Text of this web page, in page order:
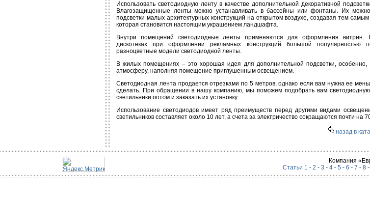
Использовать светодиодную ленту в качестве дополнительной декоративной
Влагозащищенные ленты можно устанавливать в бассейны или фонтаны. Их можно
подсветки малых архитектурных конструкций на открытом воздухе, создавая тем самым
которая становится настоящим украшением ландшафта.
Внутри помещений светодиодные ленты применяются для оформления витрин.
дискотеках при оформлении рекламных конструкций большой популярностью
разноцветные модели светодиодной ленты.
В жилых помещениях – это хорошая идея для дополнительной подсветки,
атмосферу, наполняя помещение приглушенным освещением.
Светодиодная лента продается отрезками по 5 метров, однако если вам нужна ее
сделать. При обращении в нашу компанию, мы поможем подобрать вам
светильники оптом и заказать их установку.
Использование светодиодов имеет ряд преимуществ перед другими видами
светильников составляет около 10 лет, а счета за электричество сокращаются почти на
назад в
Компания
Статьи 1 - 2 - 3 - 4- 5 - 6 - 7 - 8-